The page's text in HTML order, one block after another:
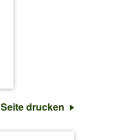
Seite drucken